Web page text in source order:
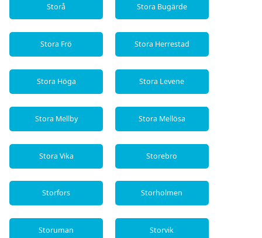
Storå Stora Bugärde
Stora Frö Stora Herrestad
Stora Höga Stora Levene
Stora Mellby Stora Mellösa
Stora Vika Storebro
Storfors Storholmen
Storuman Storvik